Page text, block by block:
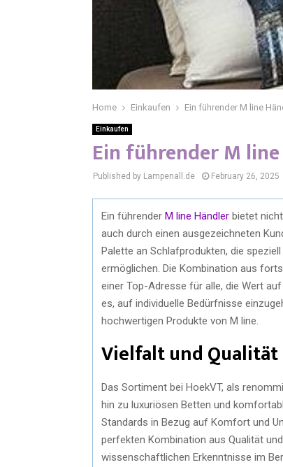
Home Einkaufen Ein führender M line
Einkaufen
Ein führender M
Published by Lampenall.de February 26, 2025
Ein führender M line Händler bietet
auch durch einen ausgezeichneten
Palette an Schlafprodukten, die
ermöglichen. Die Kombination aus
einer Top-Adresse für alle, die Wert
es, auf individuelle Bedürfnisse
hochwertigen Produkte von M line.
Vielfalt und
Das Sortiment bei HoekVT, als
hin zu luxuriösen Betten und
Standards in Bezug auf Komfort und
perfekten Kombination aus Qualität
wissenschaftlichen Erkenntnisse im